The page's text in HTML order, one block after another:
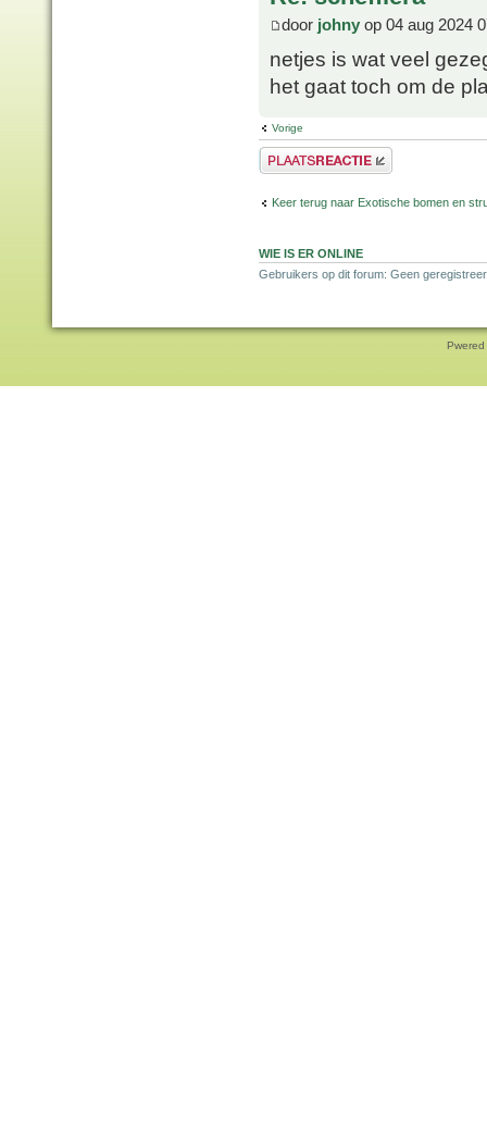
door johny op 04 aug 2024
netjes is wat veel
het gaat toch om de
Vorige
Plaats een reactie
Keer terug naar Exotische bomen en
WIE IS ER ONLINE
Gebruikers op dit forum: Geen